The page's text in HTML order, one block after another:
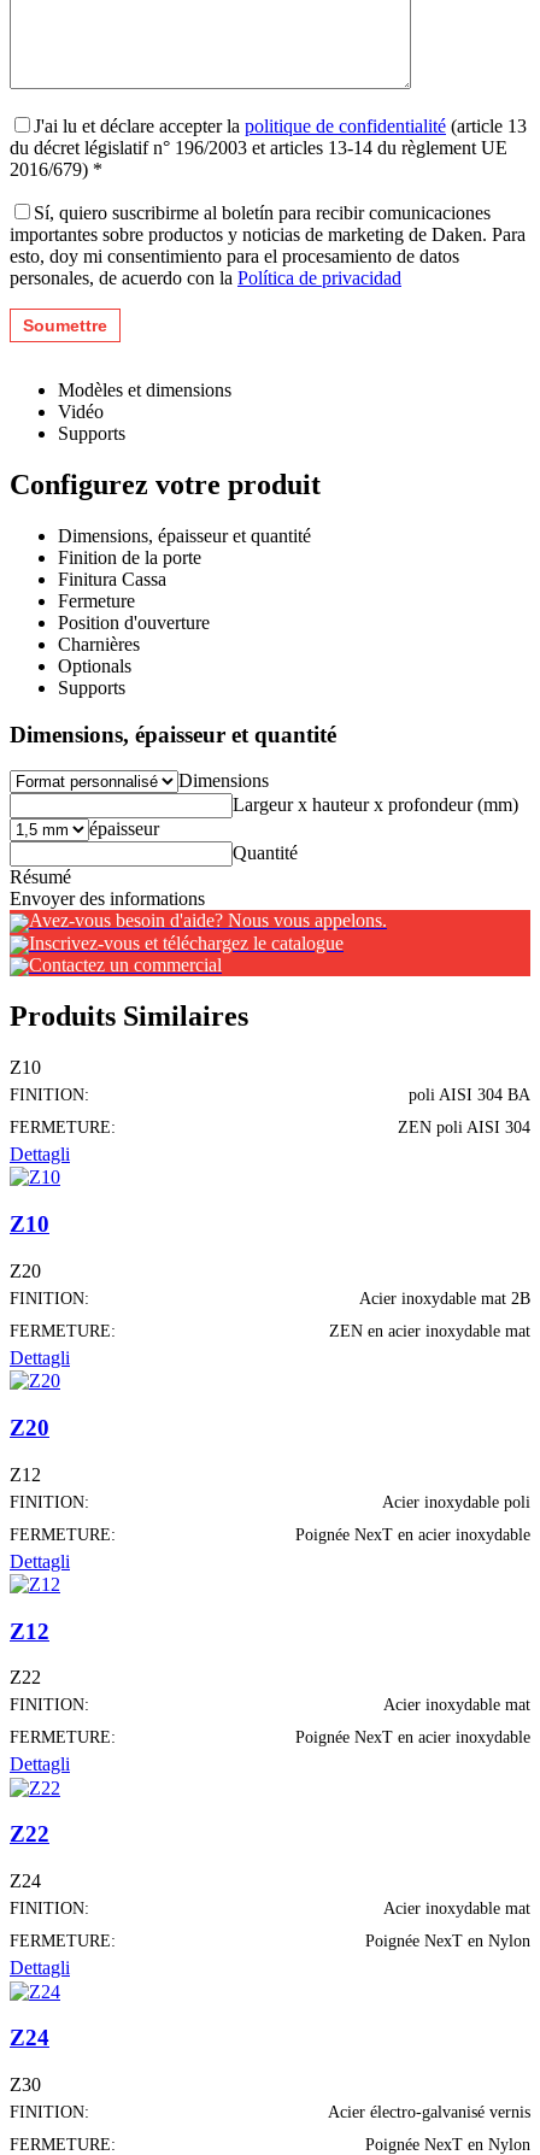
J'ai lu et déclare accepter la politique de confidentialité (article 13
du décret législatif n° 196/2003 et articles 13-14 du règlement UE
2016/679) *
Sí, quiero suscribirme al boletín para recibir comunicaciones
importantes sobre productos y noticias de marketing de Daken. Para
esto, doy mi consentimiento para el procesamiento de datos
personales, de acuerdo con la Política de privacidad
Modèles et dimensions
Vidéo
Supports
Configurez votre produit
Dimensions, épaisseur et quantité
Finition de la porte
Finitura Cassa
Fermeture
Position d'ouverture
Charnières
Optionals
Supports
Dimensions, épaisseur et quantité
Dimensions
Largeur x hauteur x profondeur (mm)
épaisseur
Quantité
Résumé
Envoyer des informations
Avez-vous besoin d'aide? Nous vous appelons.
Inscrivez-vous et téléchargez le catalogue
Contactez un commercial
Produits Similaires
Z10
FINITION:
poli AISI 304 BA
FERMETURE:
ZEN poli AISI 304
Dettagli
Z10
Z20
FINITION:
Acier inoxydable mat 2B
FERMETURE:
ZEN en acier inoxydable mat
Dettagli
Z20
Z12
FINITION:
Acier inoxydable poli
FERMETURE:
Poignée NexT en acier inoxydable
Dettagli
Z12
Z22
FINITION:
Acier inoxydable mat
FERMETURE:
Poignée NexT en acier inoxydable
Dettagli
Z22
Z24
FINITION:
Acier inoxydable mat
FERMETURE:
Poignée NexT en Nylon
Dettagli
Z24
Z30
FINITION:
Acier électro-galvanisé vernis
FERMETURE:
Poignée NexT en Nylon